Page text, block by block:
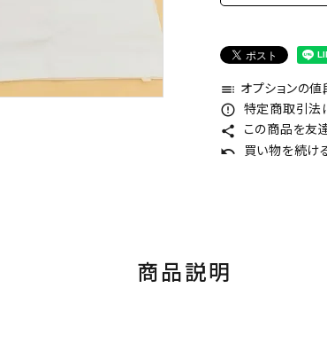
toc オプションの
error_outline 特定商取引法
share この商品を友
undo 買い物を続け
商品説明